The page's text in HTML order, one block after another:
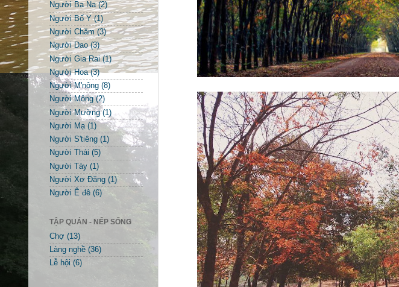
Người Ba Na (2)
Người Bố Y (1)
Người Chăm (3)
Người Dao (3)
Người Gia Rai (1)
Người Hoa (3)
Người M'nông (8)
Người Mông (2)
Người Mường (1)
Người Mạ (1)
Người S'tiêng (1)
Người Thái (5)
Người Tày (1)
Người Xơ Đăng (1)
Người Ê đê (6)
TẬP QUÁN - NẾP SỐNG
Chợ (13)
Làng nghề (36)
Lễ hội (6)